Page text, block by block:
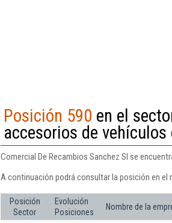
Posición 590 en el
accesorios de
Comercial De Recambios Sanchez Sl se
A continuación podrá consultar la posición en el
Posición
Sector
Evolución
Posiciones
Nombre de la